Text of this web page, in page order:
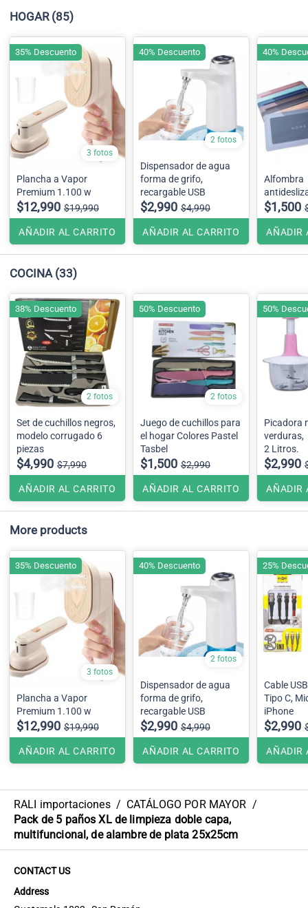
HOGAR (85)
3 fotos
Plancha a Vapor
Premium 1.100 w
$12,990 $19,990
AÑADIR AL CARRITO
35% Descuento
2 fotos
Dispensador de agua
forma de grifo,
recargable USB
$2,990 $4,990
AÑADIR AL CARRITO
40% Descuento
Alfombra
$1,500
AÑADIR
40%
COCINA (33)
2 fotos
Set de cuchillos negros,
modelo corrugado 6
piezas
$4,990 $7,990
AÑADIR AL CARRITO
38% Descuento
2 fotos
Juego de cuchillos para
el hogar Colores Pastel
Tasbel
$1,500 $2,990
AÑADIR AL CARRITO
50% Descuento
Picadora
verduras,
2 Litros.
$2,990
AÑADIR
50%
More products
3 fotos
Plancha a Vapor
Premium 1.100 w
$12,990 $19,990
AÑADIR AL CARRITO
35% Descuento
2 fotos
Dispensador de agua
forma de grifo,
recargable USB
$2,990 $4,990
AÑADIR AL CARRITO
40% Descuento
Cable
Tipo C,
iPhone
$2,990
AÑADIR
25%
RALI importaciones / CATÁLOGO POR MAYOR /
Pack de 5 paños XL de limpieza doble capa,
multifuncional, de alambre de plata 25x25cm
CONTACT US
Address